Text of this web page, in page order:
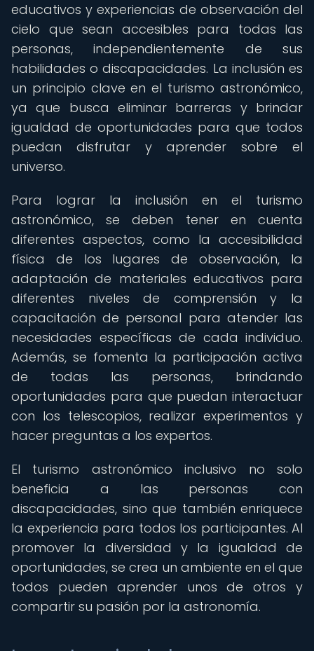
educativos y experiencias de observación del
cielo que sean accesibles para todas las
personas, independientemente de sus
habilidades o discapacidades. La inclusión es
un principio clave en el turismo astronómico,
ya que busca eliminar barreras y brindar
igualdad de oportunidades para que todos
puedan disfrutar y aprender sobre el
universo.
Para lograr la inclusión en el turismo
astronómico, se deben tener en cuenta
diferentes aspectos, como la accesibilidad
física de los lugares de observación, la
adaptación de materiales educativos para
diferentes niveles de comprensión y la
capacitación de personal para atender las
necesidades específicas de cada individuo.
Además, se fomenta la participación activa
de todas las personas, brindando
oportunidades para que puedan interactuar
con los telescopios, realizar experimentos y
hacer preguntas a los expertos.
El turismo astronómico inclusivo no solo
beneficia a las personas con
discapacidades, sino que también enriquece
la experiencia para todos los participantes. Al
promover la diversidad y la igualdad de
oportunidades, se crea un ambiente en el que
todos pueden aprender unos de otros y
compartir su pasión por la astronomía.